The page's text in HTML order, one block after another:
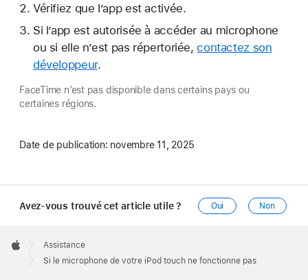
Vérifiez que l’app est activée.
Si l’app est autorisée à accéder au microphone
ou si elle n’est pas répertoriée,contactez son
développeur.
FaceTime n’est pas disponible dans certains pays ou
certaines régions.
Date de publication: novembre 11, 2025
Avez-vous trouvé cet article utile ? Oui Non
Footer

Apple
Assistance
Si le microphone de votre iPod touch ne fonctionne pas